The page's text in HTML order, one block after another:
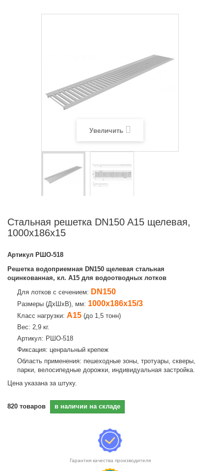
Увеличить
Стальная решетка DN150 A15 щелевая,
1000х186х15
Артикул РШО-518
Решетка водоприемная DN150 щелевая стальная
оцинкованная, кл. A15 для водоотводных лотков
Для лотков с сечением: DN150
Размеры (ДхШхВ), мм: 1000х186х15/3
Класс нагрузки: А15 (до 1,5 тонн)
Вес: 2,9 кг.
Артикул: РШО-518
Фиксация: ценральный крепеж
Область применения: пешеходные зоны, тротуары, скверы,
парки, велосипедные дорожки, индивидуальная застройка.
Цена указана за штуку.
820 товаров в наличии на складе
Гарантия качества производителя